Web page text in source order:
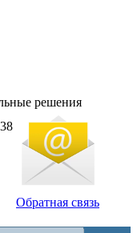
решения
Обратная связь